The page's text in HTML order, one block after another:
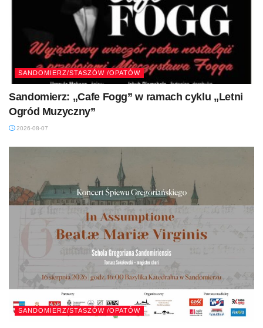
SANDOMIERZ/STASZÓW /OPATÓW
Sandomierz: „Cafe Fogg” w ramach cyklu „Letni
Ogród Muzyczny”
2026-08-07
SANDOMIERZ/STASZÓW /OPATÓW